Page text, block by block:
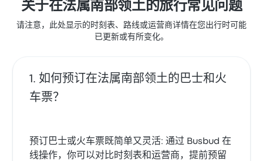
关于在法属南部领土的旅行常见问题
请注意，此处显示的时刻表、路线或运营商详情在您出行时可能
已更新或有所变化。
如何预订在法属南部领土的巴士和火
车票？
预订巴士或火车票既简单又灵活: 通过 Busbud 在
线操作，你可以对比时刻表和运营商，提前预留